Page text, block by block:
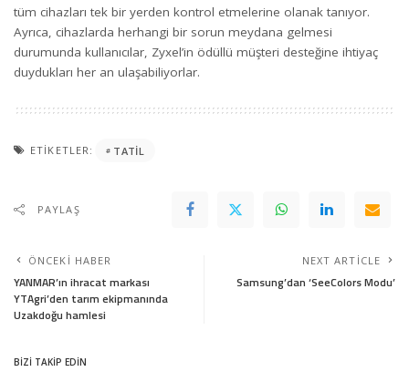
tüm cihazları tek bir yerden kontrol etmelerine olanak tanıyor.
Ayrıca, cihazlarda herhangi bir sorun meydana gelmesi
durumunda kullanıcılar, Zyxel’in ödüllü müşteri desteğine ihtiyaç
duydukları her an ulaşabiliyorlar.
ETIKETLER: TATIL
PAYLAŞ
ÖNCEKI HABER
YANMAR’ın ihracat markası
YTAgri’den tarım ekipmanında
Uzakdoğu hamlesi
NEXT ARTICLE
Samsung’dan ‘SeeColors Modu’
BİZİ TAKİP EDİN